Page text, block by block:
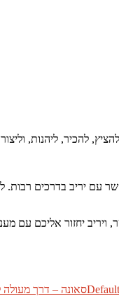
להכיר, ליהנות,
עם יריב בדרכים רבות.
יחזור אליכם עם
סאונה – דרך מעולה